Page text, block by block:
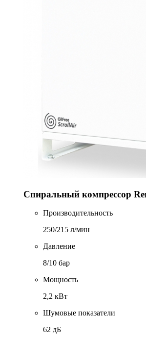
Спиральный компрессор
Производительность
250/215 л/мин
Давление
8/10 бар
Мощность
2,2 кВт
Шумовые показатели
62 дБ